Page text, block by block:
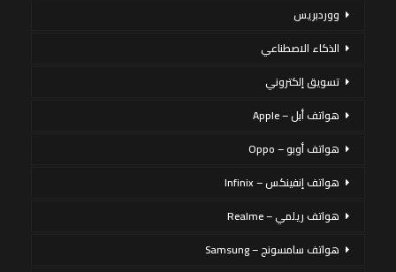
ووردبريس
الذكاء الاصطناعي
تسويق إلكتروني
هواتف أبل – Apple
هواتف أوبو – Oppo
هواتف إنفينكس – Infinix
هواتف ريلمي – Realme
هواتف سامسونج – Samsung